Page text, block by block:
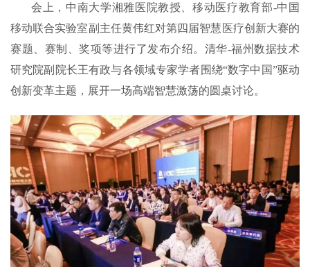
会上，中南大学湘雅医院教授、移动医疗教育部-中国
移动联合实验室副主任黄伟红对第四届智慧医疗创新大赛的
赛题、赛制、奖项等进行了发布介绍。清华-福州数据技术
研究院副院长王有政与各领域专家学者围绕“数字中国”驱动
创新变革主题，展开一场高端智慧激荡的圆桌讨论。